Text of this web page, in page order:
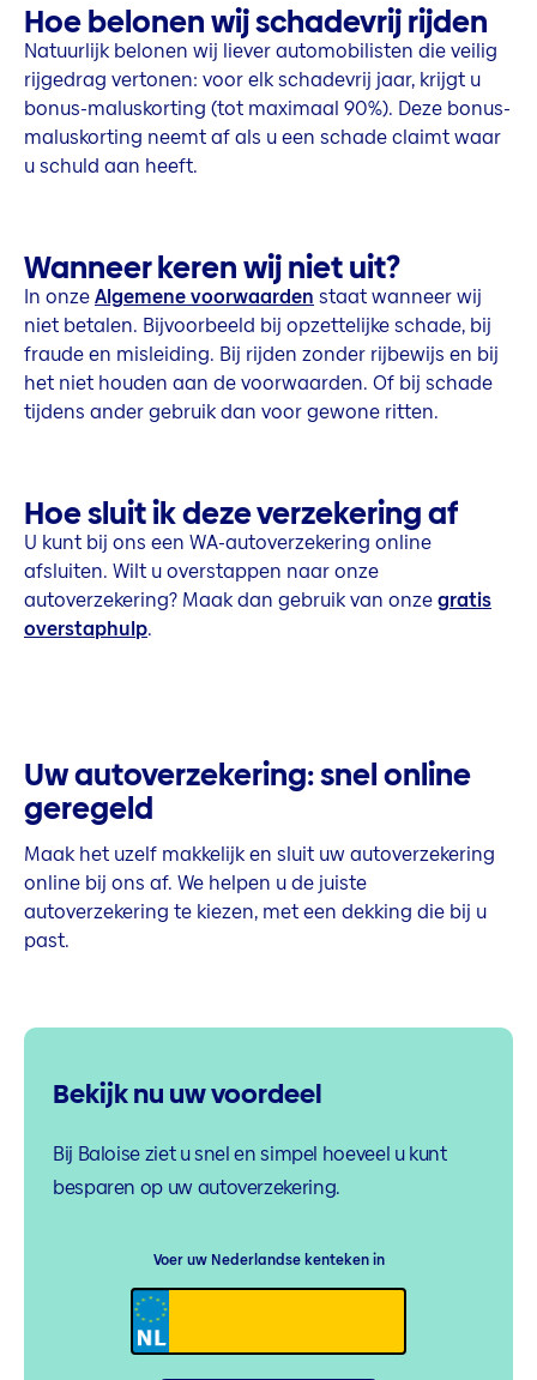
Hoe belonen wij schadevrij rijden
Natuurlijk belonen wij liever automobilisten die veilig
rijgedrag vertonen: voor elk schadevrij jaar, krijgt u
bonus-maluskorting (tot maximaal 90%). Deze bonus-
maluskorting neemt af als u een schade claimt waar
u schuld aan heeft.
Wanneer keren wij niet uit?
In onzeAlgemene voorwaarden staat wanneer wij
niet betalen. Bijvoorbeeld bij opzettelijke schade, bij
fraude en misleiding. Bij rijden zonder rijbewijs en bij
het niet houden aan de voorwaarden. Of bij schade
tijdens ander gebruik dan voor gewone ritten.
Hoe sluit ik deze verzekering af
U kunt bij ons een WA-autoverzekering online
afsluiten. Wilt u overstappen naar onze
autoverzekering? Maak dan gebruik van onzegratis
overstaphulp.
Uw autoverzekering: snel online
geregeld
Maak het uzelf makkelijk en sluit uw autoverzekering
online bij ons af. We helpen u de juiste
autoverzekering te kiezen, met een dekking die bij u
past.
Bekijk nu uw voordeel
Bij Baloise ziet u snel en simpel hoeveel u kunt
besparen op uw autoverzekering.
Voer uw Nederlandse kenteken in